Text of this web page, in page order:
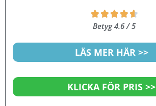

5
Betyg 4.6 / 5
LÄS MER HÄR >>
KLICKA FÖR PRIS >>